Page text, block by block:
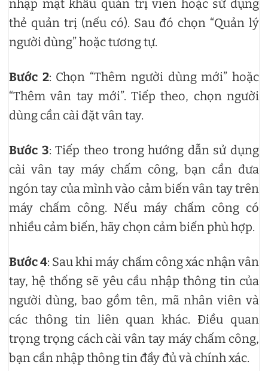
nhập mật khẩu quản trị viên hoặc sử dụng
thẻ quản trị (nếu có). Sau đó chọn “Quản lý
người dùng” hoặc tương tự.
Bước 2: Chọn “Thêm người dùng mới” hoặc
“Thêm vân tay mới”. Tiếp theo, chọn người
dùng cần cài đặt vân tay.
Bước 3: Tiếp theo trong hướng dẫn sử dụng
cài vân tay máy chấm công, bạn cần đưa
ngón tay của mình vào cảm biến vân tay trên
máy chấm công. Nếu máy chấm công có
nhiều cảm biến, hãy chọn cảm biến phù hợp.
Bước 4: Sau khi máy chấm công xác nhận vân
tay, hệ thống sẽ yêu cầu nhập thông tin của
người dùng, bao gồm tên, mã nhân viên và
các thông tin liên quan khác. Điều quan
trọng trọng cách cài vân tay máy chấm công,
bạn cần nhập thông tin đầy đủ và chính xác.